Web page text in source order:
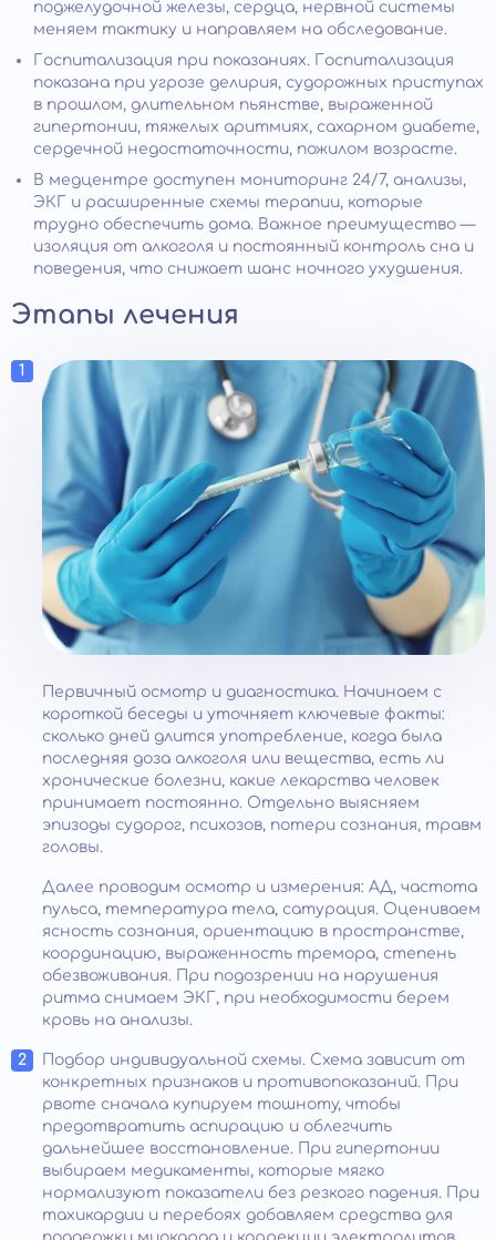
поджелудочной железы, сердца, нервной системы
меняем тактику и направляем на обследование.
Госпитализация при показаниях. Госпитализация
показана при угрозе делирия, судорожных приступах
в прошлом, длительном пьянстве, выраженной
гипертонии, тяжелых аритмиях, сахарном диабете,
сердечной недостаточности, пожилом возрасте.
В медцентре доступен мониторинг 24/7, анализы,
ЭКГ и расширенные схемы терапии, которые
трудно обеспечить дома. Важное преимущество —
изоляция от алкоголя и постоянный контроль сна и
поведения, что снижает шанс ночного ухудшения.
Этапы лечения
Первичный осмотр и диагностика. Начинаем с
короткой беседы и уточняет ключевые факты:
сколько дней длится употребление, когда была
последняя доза алкоголя или вещества, есть ли
хронические болезни, какие лекарства человек
принимает постоянно. Отдельно выясняем
эпизоды судорог, психозов, потери сознания, травм
головы.
Далее проводим осмотр и измерения: АД, частота
пульса, температура тела, сатурация. Оцениваем
ясность сознания, ориентацию в пространстве,
координацию, выраженность тремора, степень
обезвоживания. При подозрении на нарушения
ритма снимаем ЭКГ, при необходимости берем
кровь на анализы.
Подбор индивидуальной схемы. Схема зависит от
конкретных признаков и противопоказаний. При
рвоте сначала купируем тошноту, чтобы
предотвратить аспирацию и облегчить
дальнейшее восстановление. При гипертонии
выбираем медикаменты, которые мягко
нормализуют показатели без резкого падения. При
тахикардии и перебоях добавляем средства для